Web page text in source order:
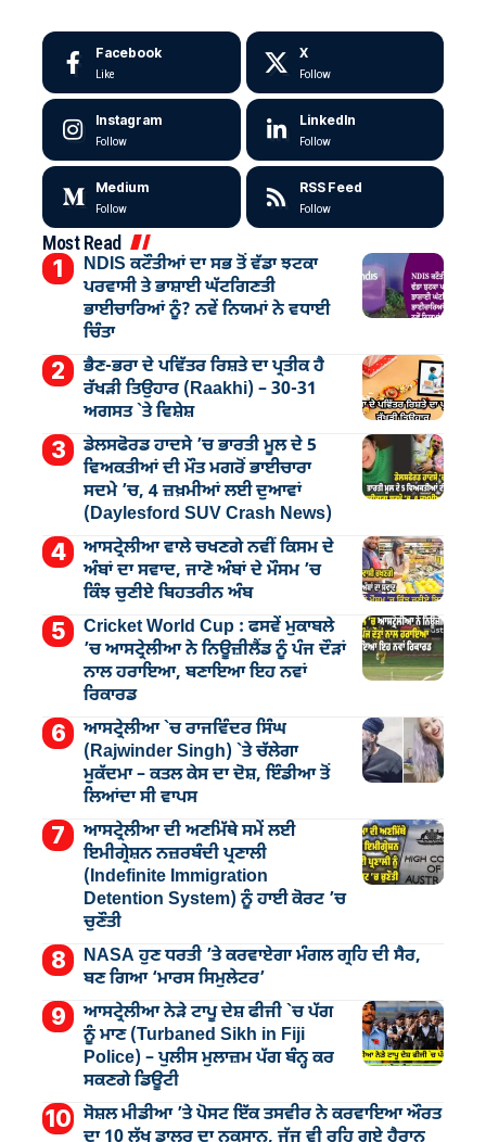
Facebook
Like
X
Follow
Instagram
Follow
LinkedIn
Follow
Medium
Follow
RSS Feed
Follow
Most Read
NDIS ਕਟੌਤੀਆਂ ਦਾ ਸਭ ਤੋਂ ਵੱਡਾ ਝਟਕਾ
ਪਰਵਾਸੀ ਤੇ ਭਾਸ਼ਾਈ ਘੱਟਗਿਣਤੀ
ਭਾਈਚਾਰਿਆਂ ਨੂੰ? ਨਵੇਂ ਨਿਯਮਾਂ ਨੇ ਵਧਾਈ
ਚਿੰਤਾ
ਭੈਣ-ਭਰਾ ਦੇ ਪਵਿੱਤਰ ਰਿਸ਼ਤੇ ਦਾ ਪ੍ਰਤੀਕ ਹੈ
ਰੱਖੜੀ ਤਿਉਹਾਰ (Raakhi) – 30-31
ਅਗਸਤ `ਤੇ ਵਿਸ਼ੇਸ਼
ਡੇਲਸਫੋਰਡ ਹਾਦਸੇ ’ਚ ਭਾਰਤੀ ਮੂਲ ਦੇ 5
ਵਿਅਕਤੀਆਂ ਦੀ ਮੌਤ ਮਗਰੋਂ ਭਾਈਚਾਰਾ
ਸਦਮੇ ’ਚ, 4 ਜ਼ਖ਼ਮੀਆਂ ਲਈ ਦੁਆਵਾਂ
(Daylesford SUV Crash News)
ਆਸਟ੍ਰੇਲੀਆ ਵਾਲੇ ਚਖਣਗੇ ਨਵੀਂ ਕਿਸਮ ਦੇ
ਅੰਬਾਂ ਦਾ ਸਵਾਦ, ਜਾਣੋ ਅੰਬਾਂ ਦੇ ਮੌਸਮ ’ਚ
ਕਿੰਝ ਚੁਣੀਏ ਬਿਹਤਰੀਨ ਅੰਬ
Cricket World Cup : ਫਸਵੇਂ ਮੁਕਾਬਲੇ
’ਚ ਆਸਟ੍ਰੇਲੀਆ ਨੇ ਨਿਊਜ਼ੀਲੈਂਡ ਨੂੰ ਪੰਜ ਦੌੜਾਂ
ਨਾਲ ਹਰਾਇਆ, ਬਣਾਇਆ ਇਹ ਨਵਾਂ
ਰਿਕਾਰਡ
ਆਸਟ੍ਰੇਲੀਆ `ਚ ਰਾਜਵਿੰਦਰ ਸਿੰਘ
(Rajwinder Singh) `ਤੇ ਚੱਲੇਗਾ
ਮੁੁਕੱਦਮਾ – ਕਤਲ ਕੇਸ ਦਾ ਦੋਸ਼, ਇੰਡੀਆ ਤੋਂ
ਲਿਆਂਦਾ ਸੀ ਵਾਪਸ
ਆਸਟ੍ਰੇਲੀਆ ਦੀ ਅਣਮਿੱਥੇ ਸਮੇਂ ਲਈ
ਇਮੀਗ੍ਰੇਸ਼ਨ ਨਜ਼ਰਬੰਦੀ ਪ੍ਰਣਾਲੀ
(Indefinite Immigration
Detention System) ਨੂੰ ਹਾਈ ਕੋਰਟ ’ਚ
ਚੁਣੌਤੀ
NASA ਹੁਣ ਧਰਤੀ ’ਤੇ ਕਰਵਾਏਗਾ ਮੰਗਲ ਗ੍ਰਹਿ ਦੀ ਸੈਰ,
ਬਣ ਗਿਆ ‘ਮਾਰਸ ਸਿਮੁਲੇਟਰ’
ਆਸਟ੍ਰੇਲੀਆ ਨੇੜੇ ਟਾਪੂ ਦੇਸ਼ ਫੀਜੀ `ਚ ਪੱਗ
ਨੂੰ ਮਾਣ (Turbaned Sikh in Fiji
Police) – ਪੁਲੀਸ ਮੁਲਾਜ਼ਮ ਪੱਗ ਬੰਨ੍ਹ ਕਰ
ਸਕਣਗੇ ਡਿਊਟੀ
ਸੋਸ਼ਲ ਮੀਡੀਆ ’ਤੇ ਪੋਸਟ ਇੱਕ ਤਸਵੀਰ ਨੇ ਕਰਵਾਇਆ ਔਰਤ
ਦਾ 10 ਲੱਖ ਡਾਲਰ ਦਾ ਨੁਕਸਾਨ, ਜੱਜ ਵੀ ਰਹਿ ਗਏ ਹੈਰਾਨ